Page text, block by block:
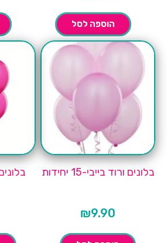
הוספה לסל
בלונים ורוד בייבי-15 יחידות
₪9.90